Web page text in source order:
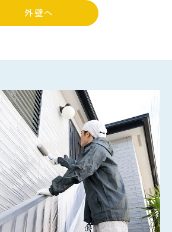
外壁へ